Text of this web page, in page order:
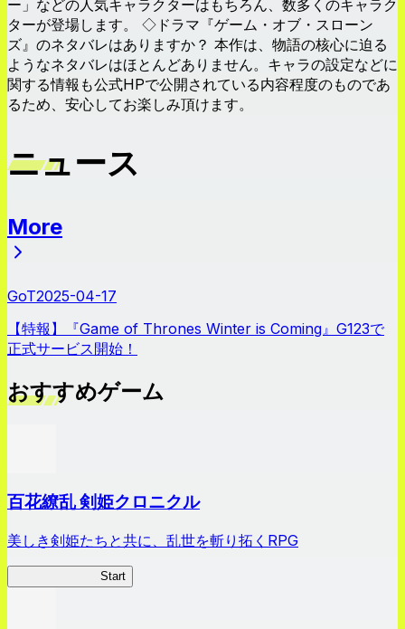
ー」などの人気キャラクターはもちろん、数多くのキャラク
ターが登場します。 ◇ドラマ『ゲーム・オブ・スローン
ズ』のネタバレはありますか？ 本作は、物語の核心に迫る
ようなネタバレはほとんどありません。キャラの設定などに
関する情報も公式HPで公開されている内容程度のものであ
るため、安心してお楽しみ頂けます。
ニュース
More
GoT2025-04-17
【特報】『Game of Thrones Winter is Coming』G123で
正式サービス開始！
おすすめゲーム
百花繚乱 剣姫クロニクル
美しき剣姫たちと共に、乱世を斬り拓くRPG
Start